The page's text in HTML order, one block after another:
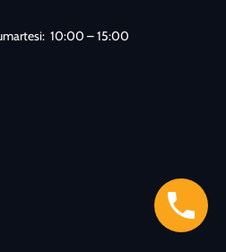
10:00 – 15:00